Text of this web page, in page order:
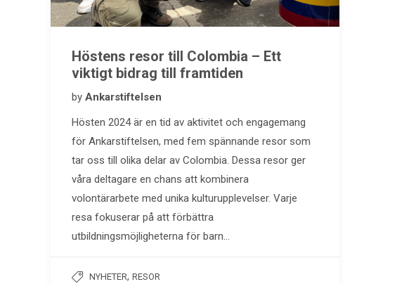
Höstens resor till Colombia – Ett
viktigt bidrag till framtiden
by Ankarstiftelsen
Hösten 2024 är en tid av aktivitet och engagemang
för Ankarstiftelsen, med fem spännande resor som
tar oss till olika delar av Colombia. Dessa resor ger
våra deltagare en chans att kombinera
volontärarbete med unika kulturupplevelser. Varje
resa fokuserar på att förbättra
utbildningsmöjligheterna för barn…
NYHETER, RESOR